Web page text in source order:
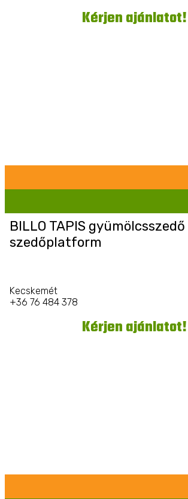
Kérjen ajánlatot!
BILLO TAPIS
szedőplatform
Kecskemét
+36 76 484 378
Kérjen ajánlatot!